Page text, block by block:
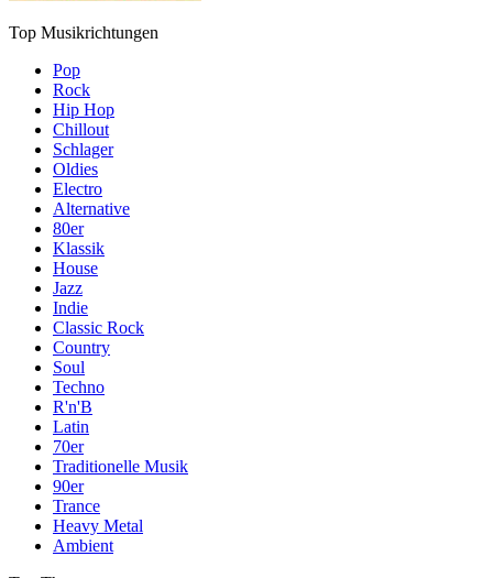
Top Musikrichtungen
Pop
Rock
Hip Hop
Chillout
Schlager
Oldies
Electro
Alternative
80er
Klassik
House
Jazz
Indie
Classic Rock
Country
Soul
Techno
R'n'B
Latin
70er
Traditionelle Musik
90er
Trance
Heavy Metal
Ambient